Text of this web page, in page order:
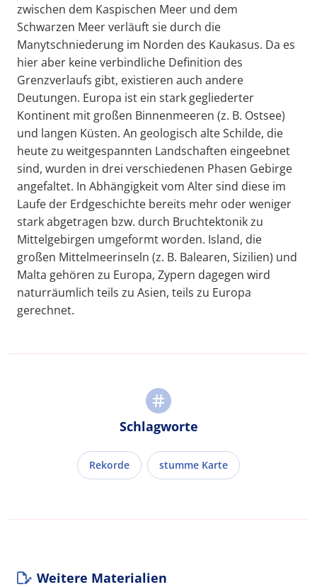
zwischen dem Kaspischen Meer und dem
Schwarzen Meer verläuft sie durch die
Manytschniederung im Norden des Kaukasus. Da es
hier aber keine verbindliche Definition des
Grenzverlaufs gibt, existieren auch andere
Deutungen. Europa ist ein stark gegliederter
Kontinent mit großen Binnenmeeren (z. B. Ostsee)
und langen Küsten. An geologisch alte Schilde, die
heute zu weitgespannten Landschaften eingeebnet
sind, wurden in drei verschiedenen Phasen Gebirge
angefaltet. In Abhängigkeit vom Alter sind diese im
Laufe der Erdgeschichte bereits mehr oder weniger
stark abgetragen bzw. durch Bruchtektonik zu
Mittelgebirgen umgeformt worden. Island, die
großen Mittelmeerinseln (z. B. Balearen, Sizilien) und
Malta gehören zu Europa, Zypern dagegen wird
naturräumlich teils zu Asien, teils zu Europa
gerechnet.
Schlagworte
Rekorde stumme Karte
Weitere Materialien